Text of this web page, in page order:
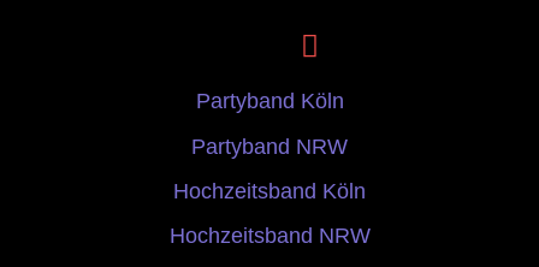
Partyband Köln
Partyband NRW
Hochzeitsband Köln
Hochzeitsband NRW